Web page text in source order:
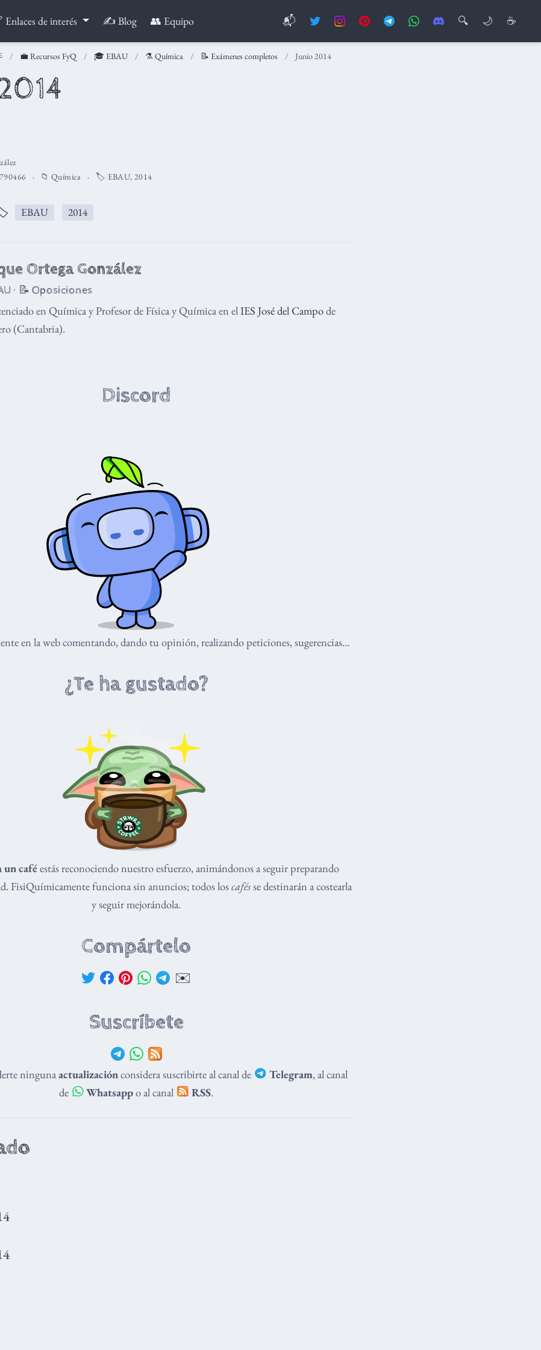
Enlaces de interés ✍️ Blog 👥 Equipo 📬 🔍 🌙 ☕
💼 Recursos FyQ 🎓 EBAU ⚗️ Química 📝 Exámenes completos Junio 2014
📁 Química 🏷️ EBAU, 2014
EBAU 2014
Ortega González
· 📝 Oposiciones
en Química y Profesor de Física y Química en el IES José del Campode
(Cantabria).
Discord
en la web comentando, dando tu opinión, realizando peticiones, sugerencias...
¿Te ha gustado?
un caféestás reconociendo nuestro esfuerzo, animándonos a seguir preparando
FisiQuímicamente funciona sin anuncios; todos loscafésse destinarán a costearla
y seguir mejorándola.
Compártelo
✉️
Suscríbete
ningunaactualización considera suscribirte al canal de Telegram, al canal
de
Whatsappo al canal RSS.